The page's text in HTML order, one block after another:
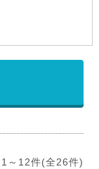
1～12件(全26件)